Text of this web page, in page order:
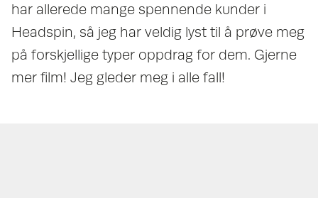
har allerede mange spennende kunder i
Headspin, så jeg har veldig lyst til å prøve meg
på forskjellige typer oppdrag for dem. Gjerne
mer film! Jeg gleder meg i alle fall!